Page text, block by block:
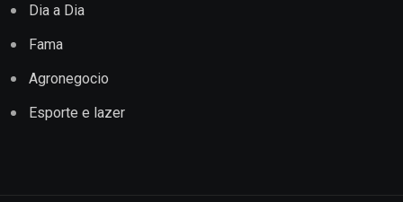
Dia a Dia
Fama
Agronegocio
Esporte e lazer